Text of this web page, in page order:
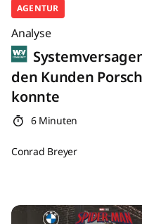
AGENTUR
Analyse
den Kunden
konnte
6 Minuten
Conrad Breyer